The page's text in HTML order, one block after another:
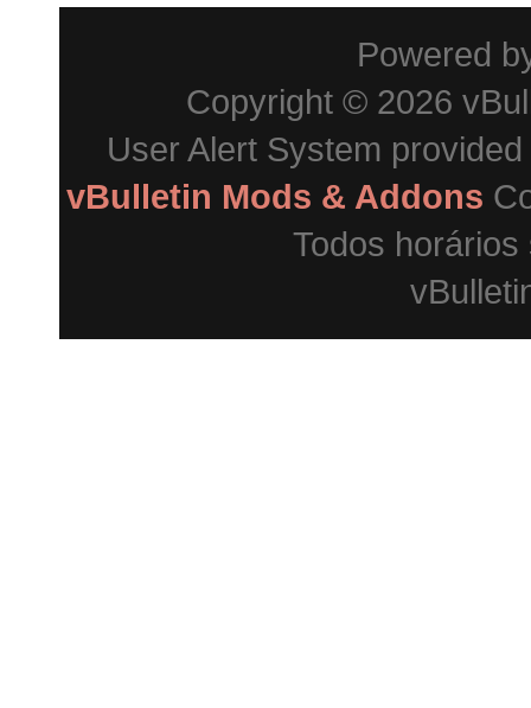
Powered
Copyright © 2026
User Alert System
vBulletin Mods & Addons
Todos